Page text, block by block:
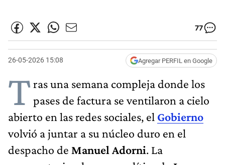
77
26-05-2026 15:08 Agregar PERFIL en Google
Tras una semana compleja donde los
pases de factura se ventilaron a cielo
abierto en las redes sociales, el Gobierno
volvió a juntar a su núcleo duro en el
despacho de Manuel Adorni. La